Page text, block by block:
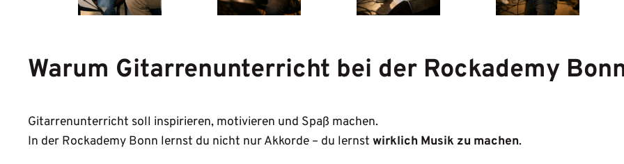
Warum Gitarrenunterricht bei der Rockademy
Gitarrenunterricht soll inspirieren, motivieren und Spaß machen.
In der Rockademy Bonn lernst du nicht nur Akkorde – du lernst wirklich Musik zu machen.